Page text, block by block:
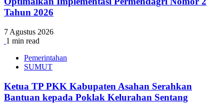
Tahun 2026
7 Agustus 2026
1 min read
Pemerintahan
SUMUT
Ketua TP PKK Kabupaten Asahan Serahkan
Bantuan kepada Poklak Kelurahan Sentang